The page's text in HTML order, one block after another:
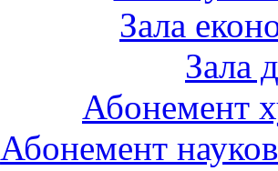
Зала
Зала
Абонемент
Абонемент